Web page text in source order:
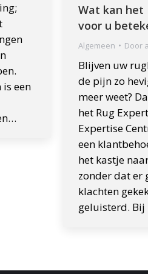
een
Wat kan het
voor u
Algemeen Door
Blijven uw
de pijn zo
meer weet?
het Rug
Expertise
een
het kastje
zonder dat er
klachten
geluisterd. Bij